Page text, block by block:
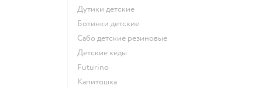
Дутики детские
Ботинки детские
Сабо детские резиновые
Детские кеды
Futurino
Капитошка